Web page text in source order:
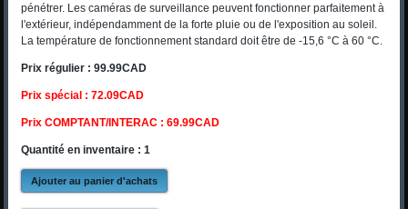
pénétrer. Les caméras de surveillance peuvent fonctionner parfaitement à
l'extérieur, indépendamment de la forte pluie ou de l'exposition au soleil.
La température de fonctionnement standard doit être de -15,6 °C à 60 °C.
Prix régulier : 99.99CAD
Prix spécial : 72.09CAD
Prix COMPTANT/INTERAC : 69.99CAD
Quantité en inventaire : 1